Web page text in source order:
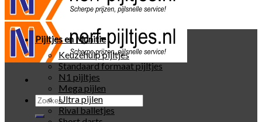
Zoeken
naar:
Pijltjes en Munitie
Keuzehulp pijltjes
Standaard formaat pijltjes
N1 pijltjes
Mega pijlen
Ultra pijlen
Rival balletjes